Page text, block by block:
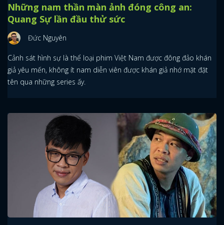
Những nam thần màn ảnh đóng công an:
Quang Sự lần đầu thử sức
Đức Nguyên
Cảnh sát hình sự là thể loại phim Việt Nam được đông đảo khán
giả yêu mến, không ít nam diễn viên được khán giả nhớ mặt đặt
tên qua những series ấy.